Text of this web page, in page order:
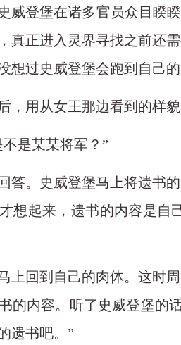
威登堡在诸多官员众目睽
真正进入灵界寻找之前还
想过史威登堡会跑到自己
，用从女王那边看到的样
不是某某将军？”
答。史威登堡马上将遗书
想起来，遗书的内容是
上回到自己的肉体。这时
的内容。听了史威登堡的
遗书吧。”